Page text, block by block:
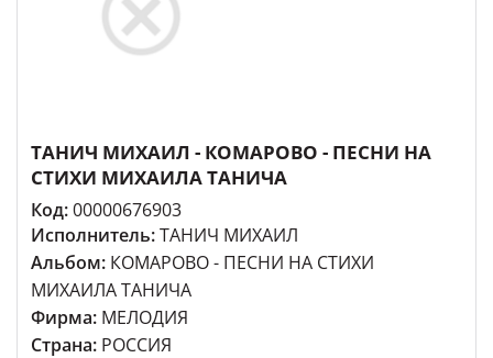
ТАНИЧ МИХАИЛ - КОМАРОВО - ПЕСНИ НА
СТИХИ МИХАИЛА ТАНИЧА
Код:00000676903
Исполнитель:ТАНИЧ МИХАИЛ
Альбом: КОМАРОВО - ПЕСНИ НА СТИХИ
МИХАИЛА ТАНИЧА
Фирма: МЕЛОДИЯ
Страна: РОССИЯ